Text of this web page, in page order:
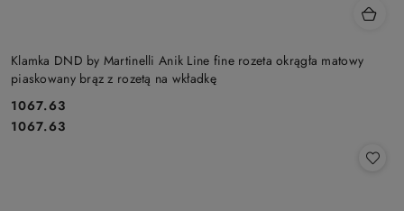
Klamka DND by Martinelli Anik Line fine rozeta okrągła matowy
piaskowany brąz z rozetą na wkładkę
Cena:
1067.63
Cena:
1067.63